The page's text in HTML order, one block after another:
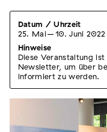
Datum / Uhrzeit
25. Mai–10. Juni 2022
Hinweise
Diese Veranstaltung
Newsletter, um über
informiert zu werden.